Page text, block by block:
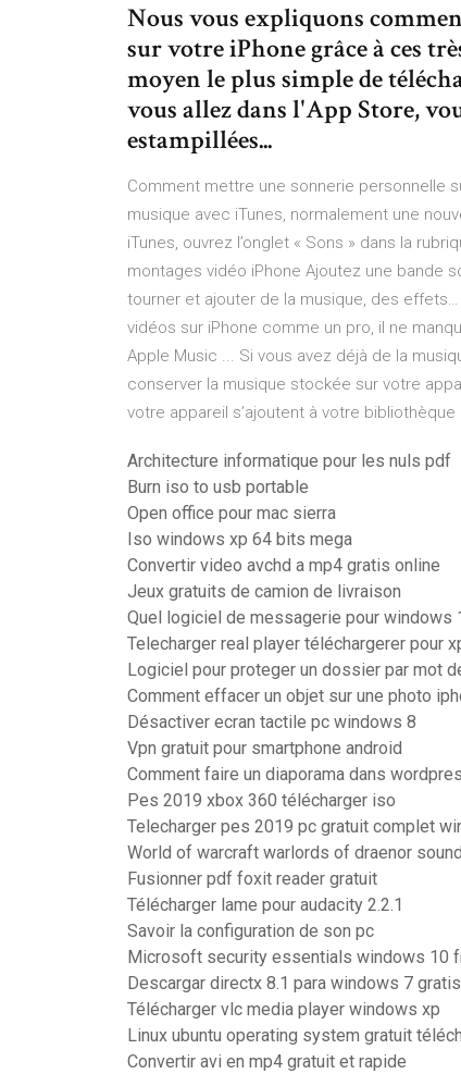
Nous vous expliquons
sur votre iPhone grâce à ces
moyen le plus simple de
vous allez dans l'App Store,
estampillées...
Comment mettre une sonnerie personnelle
musique avec iTunes, normalement une
iTunes, ouvrez l’onglet « Sons » dans la
montages vidéo iPhone Ajoutez une bande
tourner et ajouter de la musique, des
vidéos sur iPhone comme un pro, il ne
Apple Music ... Si vous avez déjà de la
conserver la musique stockée sur votre
votre appareil s’ajoutent à votre bibliothèque
Architecture informatique pour les nuls pdf
Burn iso to usb portable
Open office pour mac sierra
Iso windows xp 64 bits mega
Convertir video avchd a mp4 gratis online
Jeux gratuits de camion de livraison
Quel logiciel de messagerie pour windows
Telecharger real player téléchargerer pour
Logiciel pour proteger un dossier par mot
Comment effacer un objet sur une photo
Désactiver ecran tactile pc windows 8
Vpn gratuit pour smartphone android
Comment faire un diaporama dans
Pes 2019 xbox 360 télécharger iso
Telecharger pes 2019 pc gratuit complet
World of warcraft warlords of draenor
Fusionner pdf foxit reader gratuit
Télécharger lame pour audacity 2.2.1
Savoir la configuration de son pc
Microsoft security essentials windows 10
Descargar directx 8.1 para windows 7 gratis
Télécharger vlc media player windows xp
Linux ubuntu operating system gratuit
Convertir avi en mp4 gratuit et rapide